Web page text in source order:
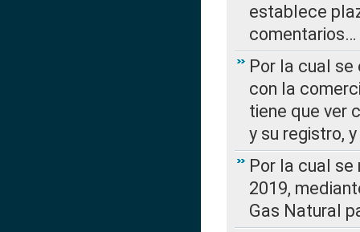
establece
comentarios…
Por la cual
con la
tiene que ver
y su registro,
Por la cual
2019,
Gas Natural